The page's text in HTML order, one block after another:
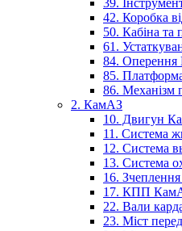
39.
42. Коробка
50. Кабіна
61.
84.
85.
86. Механізм
2. КамАЗ
10. Двигун
11. Система
12. Система
13. Система
16.
17. КПП
22. Вали
23. Міст